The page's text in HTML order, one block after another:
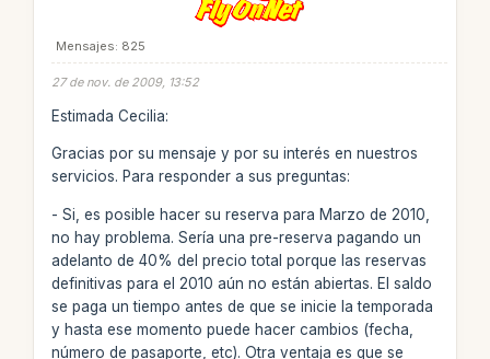
Mensajes: 825
27 de nov. de 2009, 13:52
Estimada Cecilia:
Gracias por su mensaje y por su interés en nuestros
servicios. Para responder a sus preguntas:
- Si, es posible hacer su reserva para Marzo de 2010,
no hay problema. Sería una pre-reserva pagando un
adelanto de 40% del precio total porque las reservas
definitivas para el 2010 aún no están abiertas. El saldo
se paga un tiempo antes de que se inicie la temporada
y hasta ese momento puede hacer cambios (fecha,
número de pasaporte, etc). Otra ventaja es que se